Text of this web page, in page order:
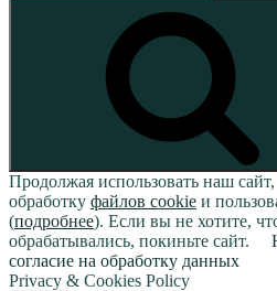
Продолжая использовать наш сайт,
обработку файлов cookie и
(подробнее). Если вы не хотите,
обрабатывались, покиньте сайт.
согласие на обработку данных
Privacy & Cookies Policy